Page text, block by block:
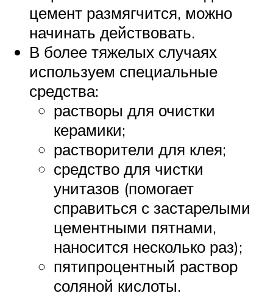
цемент размягчится, можно
начинать действовать.
В более тяжелых случаях
используем специальные
средства:
растворы для очистки
керамики;
растворители для клея;
средство для чистки
унитазов (помогает
справиться с застарелыми
цементными пятнами,
наносится несколько раз);
пятипроцентный раствор
соляной кислоты.